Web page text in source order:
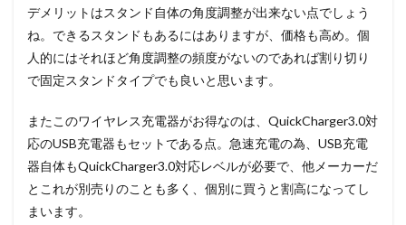
デメリットはスタンド自体の角度調整が出来ない点でしょう
ね。できるスタンドもあるにはありますが、価格も高め。個
人的にはそれほど角度調整の頻度がないのであれば割り切り
で固定スタンドタイプでも良いと思います。
またこのワイヤレス充電器がお得なのは、QuickCharger3.0対
応のUSB充電器もセットである点。急速充電の為、USB充電
器自体もQuickCharger3.0対応レベルが必要で、他メーカーだ
とこれが別売りのことも多く、個別に買うと割高になってし
まいます。